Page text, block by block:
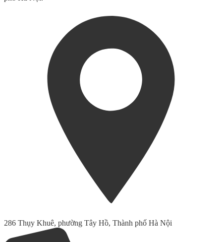
286 Thụy Khuê, phường Tây Hồ, Thành phố Hà Nội